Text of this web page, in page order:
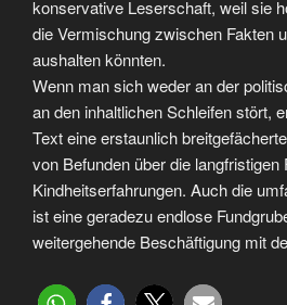
konservative Leserschaft, weil sie
die Vermischung zwischen Fakten
aushalten könnten.
Wenn man sich weder an der
an den inhaltlichen Schleifen stört,
Text eine erstaunlich
von Befunden über die langfristigen
Kindheitserfahrungen. Auch die
ist eine geradezu endlose
weitergehende Beschäftigung mit